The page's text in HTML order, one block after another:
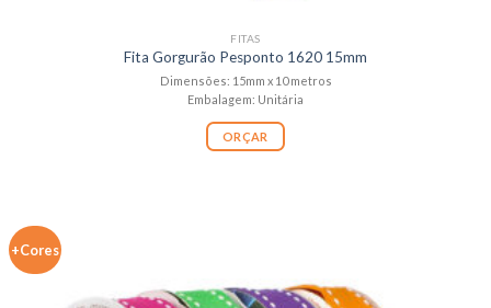
FITAS
Fita Gorgurão Pesponto 1620 15mm
Dimensões: 15mm x 10 metros
Embalagem: Unitária
ORÇAR
+Cores